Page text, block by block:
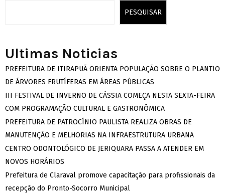
PESQUISAR
Ultimas Noticias
PREFEITURA DE ITIRAPUÃ ORIENTA POPULAÇÃO SOBRE O PLANTIO
DE ÁRVORES FRUTÍFERAS EM ÁREAS PÚBLICAS
III FESTIVAL DE INVERNO DE CÁSSIA COMEÇA NESTA SEXTA-FEIRA
COM PROGRAMAÇÃO CULTURAL E GASTRONÔMICA
PREFEITURA DE PATROCÍNIO PAULISTA REALIZA OBRAS DE
MANUTENÇÃO E MELHORIAS NA INFRAESTRUTURA URBANA
CENTRO ODONTOLÓGICO DE JERIQUARA PASSA A ATENDER EM
NOVOS HORÁRIOS
Prefeitura de Claraval promove capacitação para profissionais da
recepção do Pronto-Socorro Municipal